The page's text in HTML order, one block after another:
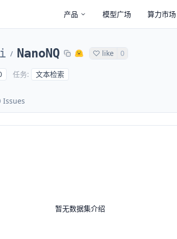
产品 模型广场 算力市场
/ NanoNQ like 0
任务: 文本检索
Issues
暂无数据集介绍